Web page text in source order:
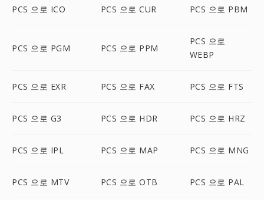
PCS 으로 ICO PCS 으로 CUR PCS 으로 PBM
PCS 으로 PGM PCS 으로 PPM
PCS 으로
WEBP
PCS 으로 EXR PCS 으로 FAX PCS 으로 FTS
PCS 으로 G3 PCS 으로 HDR PCS 으로 HRZ
PCS 으로 IPL PCS 으로 MAP PCS 으로 MNG
PCS 으로 MTV PCS 으로 OTB PCS 으로 PAL